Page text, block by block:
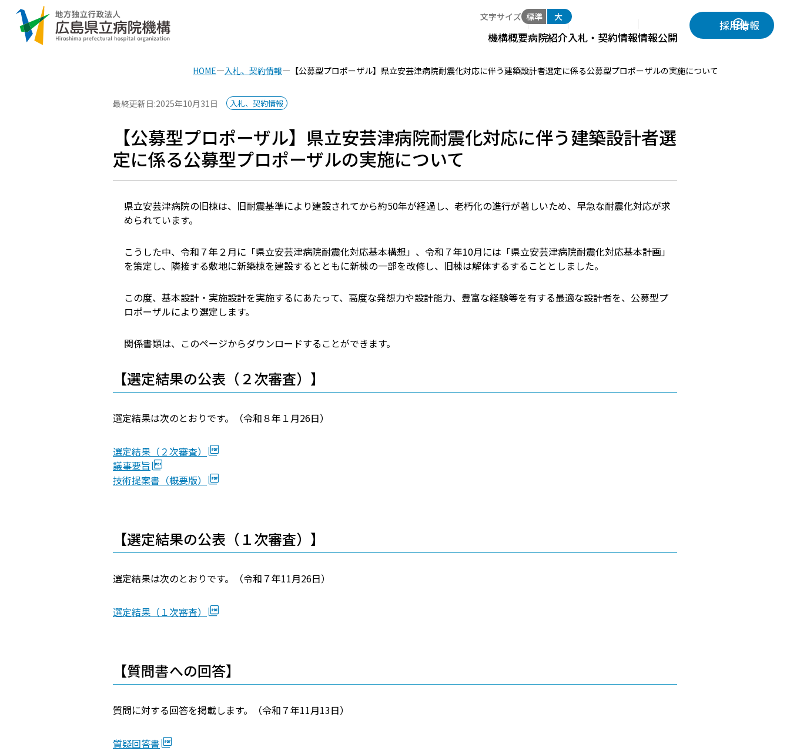
採用情報
機構概要病院紹介入札・契約情報情報公開
文字サイズ 標準 大
HOME 入札、契約情報 【公募型プロポーザル】県立安芸津病院耐震化対応に伴う建築設計者選定に係る公募型プロポーザルの実施について
【公募型プロポーザル】県立安芸津病院耐震化対応に伴う建築設計者選
定に係る公募型プロポーザルの実施について
最終更新日:2025年10月31日 入札、契約情報
県立安芸津病院の旧棟は、旧耐震基準により建設されてから約50年が経過し、老朽化の進行が著しいため、早急な耐震化対応が求
められています。
こうした中、令和７年２月に「県立安芸津病院耐震化対応基本構想」、令和７年10月には「県立安芸津病院耐震化対応基本計画」
を策定し、隣接する敷地に新築棟を建設するとともに新棟の一部を改修し、旧棟は解体するすることとしました。
この度、基本設計・実施設計を実施するにあたって、高度な発想力や設計能力、豊富な経験等を有する最適な設計者を、公募型プ
ロポーザルにより選定します。
関係書類は、このページからダウンロードすることができます。
【選定結果の公表（２次審査）】
選定結果は次のとおりです。（令和８年１月26日）
選定結果（２次審査）
議事要旨
技術提案書（概要版）
【選定結果の公表（１次審査）】
選定結果は次のとおりです。（令和７年11月26日）
選定結果（１次審査）
【質問書への回答】
質問に対する回答を掲載します。（令和７年11月13日）
質疑回答書